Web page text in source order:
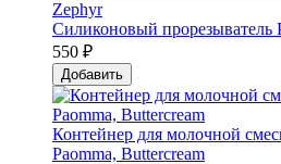
Силиконовый прорезыватель
550 ₽
Добавить
Контейнер для молочной
Paomma, Buttercream